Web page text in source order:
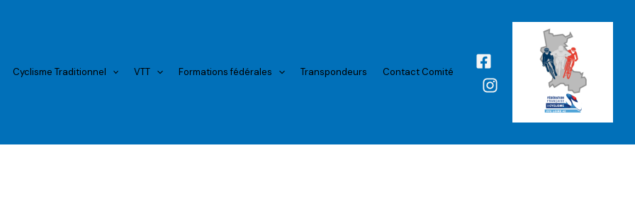
Cyclisme Traditionnel VTT Formations fédérales Transpondeurs Contact Comité